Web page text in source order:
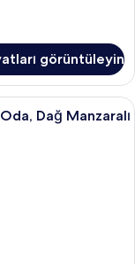
görüntüleyin
Büyük veya İki Ayrı
Dağ Manzaralı